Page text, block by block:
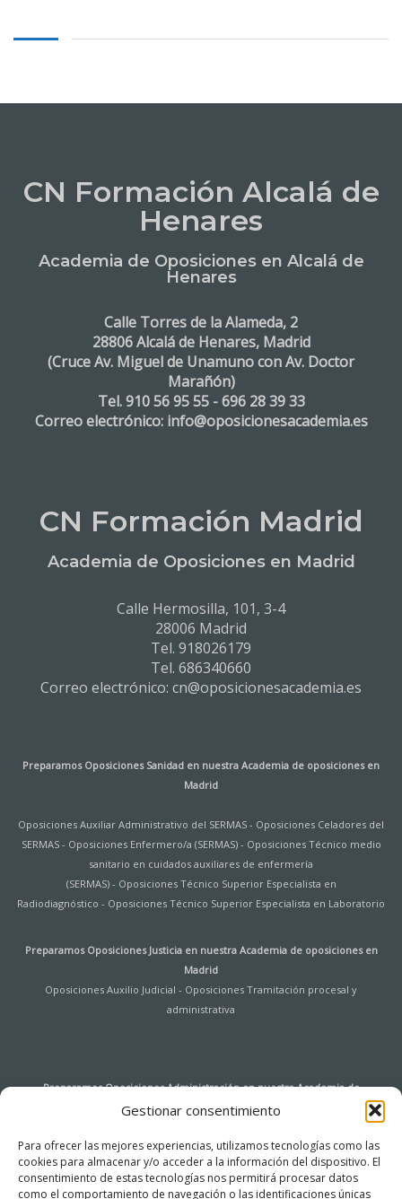
Gestionar consentimiento
Para ofrecer las mejores experiencias, utilizamos tecnologías como las
cookies para almacenar y/o acceder a la información del dispositivo. El
consentimiento de estas tecnologías nos permitirá procesar datos
como el comportamiento de navegación o las identificaciones únicas
CN Formación Alcalá de
Henares
Academia de Oposiciones en Alcalá de
Henares
Calle Torres de la Alameda, 2
28806 Alcalá de Henares, Madrid
(Cruce Av. Miguel de Unamuno con Av. Doctor
Marañón)
Tel. 910 56 95 55 - 696 28 39 33
Correo electrónico: info@oposicionesacademia.es
CN Formación Madrid
Academia de Oposiciones en Madrid
Calle Hermosilla, 101, 3-4
28006 Madrid
Tel. 918026179
Tel. 686340660
Correo electrónico: cn@oposicionesacademia.es
Preparamos Oposiciones Sanidad en nuestra Academia de oposiciones en
Madrid
Oposiciones Auxiliar Administrativo del SERMAS - Oposiciones Celadores del
SERMAS- Oposiciones Enfermero/a (SERMAS)- Oposiciones Técnico medio
sanitario en cuidados auxiliares de enfermería
(SERMAS)- Oposiciones Técnico Superior Especialista en
Radiodiagnóstico - Oposiciones Técnico Superior Especialista en Laboratorio
Preparamos Oposiciones Justicia en nuestra Academia de oposiciones en
Madrid
Oposiciones Auxilio Judicial - Oposiciones Tramitación procesal y
administrativa
Preparamos Oposiciones Administración en nuestraAcademia de
oposiciones en Madrid
Oposiciones Auxiliar de Archivo y Bibliotecas Universidad de Alcalá de
Henares -Oposiciones Agentes de Hacienda Pública-Oposiciones
Instituciones Penitenciarias-Oposiciones Tramitación procesal y
administrativa - Oposiciones Auxiliar de Servicios-Oposiciones Cuerpo